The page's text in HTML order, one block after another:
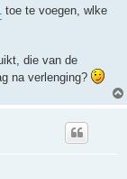
toe te voegen, wlke
die van de
na verlenging?